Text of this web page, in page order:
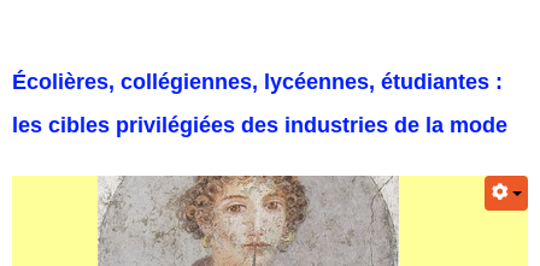
Écolières, collégiennes, lycéennes, étudiantes :
les cibles privilégiées des industries de la mode